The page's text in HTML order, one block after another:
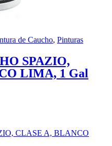
de Caucho, Pinturas
SPAZIO,
LIMA, 1 Gal
CLASE A, BLANCO